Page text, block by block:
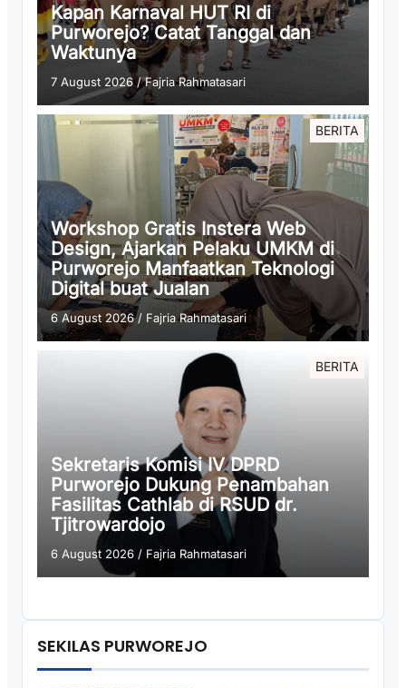
Kapan Karnaval HUT RI di
Purworejo? Catat Tanggal dan
Waktunya
7 August 2026/Fajria Rahmatasari
BERITA
Workshop Gratis Instera Web
Design, Ajarkan Pelaku UMKM di
Purworejo Manfaatkan Teknologi
Digital buat Jualan
6 August 2026/ Fajria Rahmatasari
BERITA
Sekretaris Komisi IV DPRD
Purworejo Dukung Penambahan
Fasilitas Cathlab di RSUD dr.
Tjitrowardojo
6 August 2026 / Fajria Rahmatasari
SEKILAS PURWOREJO